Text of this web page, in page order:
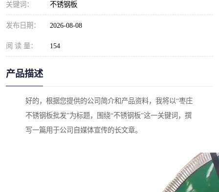
关键词： 不锈钢板
发布日期： 2026-08-08
阅 读 量： 154
产品描述
好的，根据您提供的公司简介和产品资料，我将以“枣庄
不锈钢板批发”为标题，围绕“不锈钢板”这一关键词，撰
写一篇用于公司自媒体宣传的长文章。